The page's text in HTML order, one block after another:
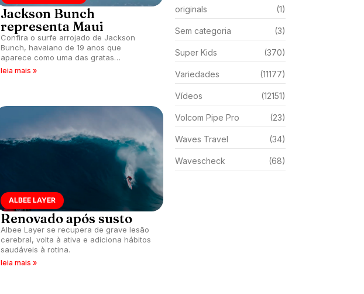
Jackson Bunch
representa Maui
Confira o surfe arrojado de Jackson
Bunch, havaiano de 19 anos que
aparece como uma das gratas
revelações da Ilha de Maui, Havaí.
leia mais »
ALBEE LAYER
Renovado após susto
Albee Layer se recupera de grave lesão
cerebral, volta à ativa e adiciona hábitos
saudáveis à rotina.
leia mais »
originals (1)
Sem categoria (3)
Super Kids (370)
Variedades (11177)
Vídeos (12151)
Volcom Pipe Pro (23)
Waves Travel (34)
Wavescheck (68)